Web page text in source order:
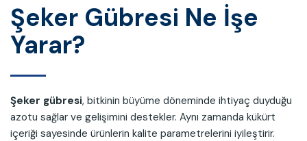
Şeker Gübresi Ne İşe
Yarar?
Şeker gübresi, bitkinin büyüme döneminde ihtiyaç duyduğu
azotu sağlar ve gelişimini destekler. Aynı zamanda kükürt
içeriği sayesinde ürünlerin kalite parametrelerini iyileştirir.